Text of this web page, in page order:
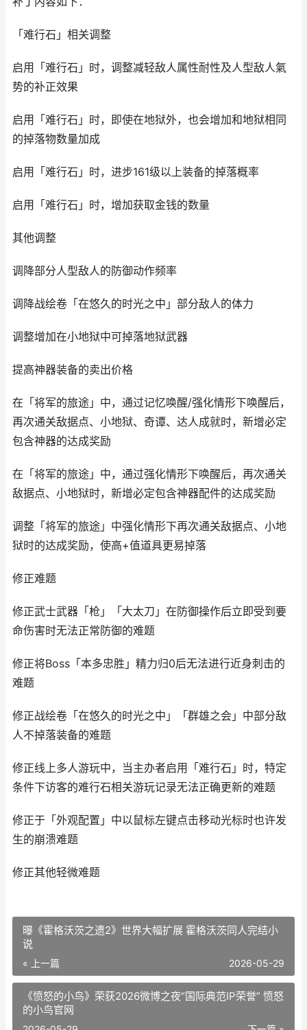
「难行石」相关调整
启用「难行石」时，调整减轻敌人属性耐性及人型敌人氣
势的补正效果
启用「难行石」时，即使在地狱外，也会增加和地狱相同
的掉落物数量加成
启用「难行石」时，进步161级以上装备的掉落概率
启用「难行石」时，增加获取金钱的数量
其他调整
调降部分人型敌人的防御动作频率
调降战绘卷「在悠久的时光之中」部分敌人的体力
调整增加在小地狱中可掉落地狱武器
提高神器装备的卖出价格
在「将军的旅途」中，通过记忆唤醒/强化情形下唤醒后，
再次通关敌据点、小地狱、奇谭、达人成就时，新增必定
包含神器的达成奖励
在「将军的旅途」中，通过强化情形下唤醒后，再次通关
敌据点、小地狱时，新增必定包含神器配件的达成奖励
调整「将军的旅途」中强化情形下再次通关敌据点、小地
狱时的达成奖励，使高+值道具更易掉落
修正难题
修正武士武器「枪」「大太刀」在防御操作后立即受到要
命伤害时无法正常防御的难题
修正将Boss「本多忠胜」精力归0后无法进行近身刺击的
难题
修正战绘卷「在悠久的时光之中」「群雄之会」中部分敌
人不掉落装备的难题
修正线上多人游玩中，当主办者启用「难行石」时，特定
条件下访客的难行石相关游玩记录无法正确更新的难题
修正于「外观配置」中以鼠标左键点击移动光标时也许发
生的崩溃难题
修正其他轻微难题
曝《霍格沃茨之遗2》世界大幅扩展 霍格沃茨同人完结小
说
« 上一篇 2026-05-29
《愤怒的小鸟》荣获2026微博之夜“国际典范IP荣誉” 愤怒
的小鸟官网